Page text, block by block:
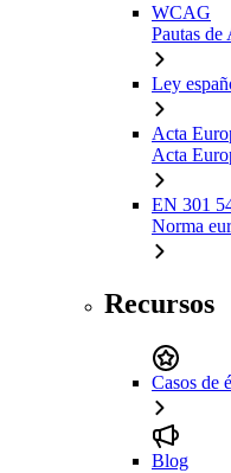
WCAG
Pautas
Ley
Acta
Acta
EN 301
Norma
Recursos
Casos de
Blog